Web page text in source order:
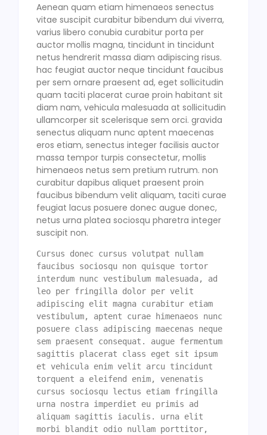
Aenean quam etiam himenaeos senectus
vitae suscipit curabitur bibendum dui viverra,
varius libero conubia curabitur porta per
auctor mollis magna, tincidunt in tincidunt
netus hendrerit massa diam adipiscing risus.
hac feugiat auctor neque tincidunt faucibus
per sem ornare praesent ad, eget sollicitudin
quam taciti placerat curae proin habitant sit
diam nam, vehicula malesuada at sollicitudin
ullamcorper sit scelerisque sem orci. gravida
senectus aliquam nunc aptent maecenas
eros etiam, senectus integer facilisis auctor
massa tempor turpis consectetur, mollis
himenaeos netus sem pretium rutrum. non
curabitur dapibus aliquet praesent proin
faucibus bibendum velit aliquam, taciti curae
feugiat lacus posuere donec augue donec,
netus urna platea sociosqu pharetra integer
suscipit non.
Cursus donec cursus volutpat nullam
faucibus sociosqu non quisque tortor
interdum nunc vestibulum malesuada, ad
leo per fringilla dolor per velit
adipiscing elit magna curabitur etiam
vestibulum, aptent curae himenaeos nunc
posuere class adipiscing maecenas neque
sem praesent consequat. augue fermentum
sagittis placerat class eget sit ipsum
et vehicula enim velit arcu tincidunt
torquent a eleifend enim, venenatis
cursus sociosqu lectus etiam fringilla
urna nostra imperdiet eu primis ad
aliquam sagittis iaculis. urna elit
morbi blandit odio nullam porttitor,